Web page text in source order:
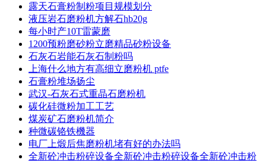
露天石膏粉制粉项目规模划分
液压岩石磨粉机方解石hb20g
每小时产10T雷蒙磨
1200预粉磨砂粉立磨精品砂粉设备
石灰石岩能石灰石制粉吗
上海什么地方有高细立磨粉机 ptfe
石膏粉堆场扬尘
武汉-石灰石式重晶石磨粉机
碳化硅微粉加工工艺
煤炭矿石磨粉机简介
种微碳铬铁機器
电厂上煅后焦磨粉机堵有好的办法吗
全新砼冲击粉碎设备全新砼冲击粉碎设备全新砼冲击粉